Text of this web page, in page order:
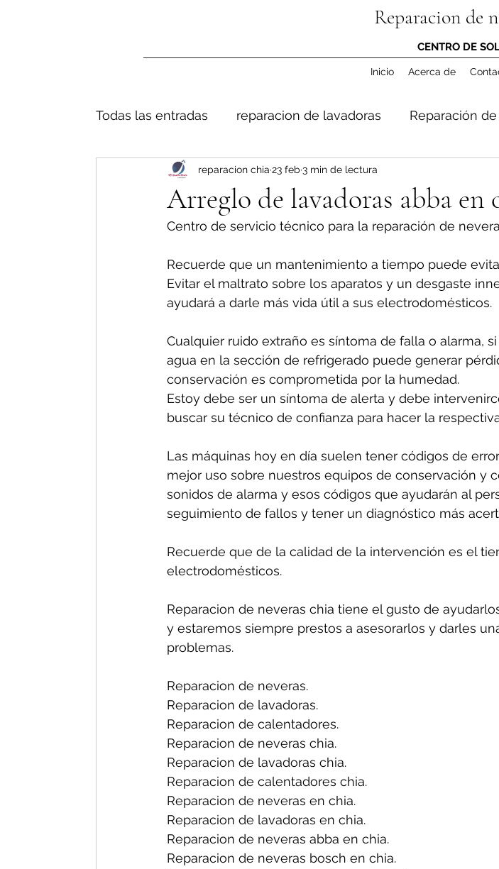
Reparacion de
CENTRO DE
Inicio Acerca de
Todas las entradas reparacion de lavadoras Reparación
Arreglo de lavadoras abba en
reparacion chia 23 feb 3 min de lectura
Centro de servicio técnico para la reparación de
Recuerde que un mantenimiento a tiempo puede
Evitar el maltrato sobre los aparatos y un desgaste
ayudará a darle más vida útil a sus electrodomésticos.
Cualquier ruido extraño es síntoma de falla o alarma,
agua en la sección de refrigerado puede generar
conservación es comprometida por la humedad.
Estoy debe ser un síntoma de alerta y debe
buscar su técnico de confianza para hacer la
Las máquinas hoy en día suelen tener códigos de
mejor uso sobre nuestros equipos de conservación y
sonidos de alarma y esos códigos que ayudarán al
seguimiento de fallos y tener un diagnóstico más
Recuerde que de la calidad de la intervención es el
electrodomésticos.
Reparacion de neveras chia tiene el gusto de
y estaremos siempre prestos a asesorarlos y darles
problemas.
Reparacion de neveras.
Reparacion de lavadoras.
Reparacion de calentadores.
Reparacion de neveras chia.
Reparacion de lavadoras chia.
Reparacion de calentadores chia.
Reparacion de neveras en chia.
Reparacion de lavadoras en chia.
Reparacion de neveras abba en chia.
Reparacion de neveras bosch en chia.